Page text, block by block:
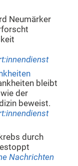
Neumärker
bleibt
der
beweist.
durch
Nachrichten